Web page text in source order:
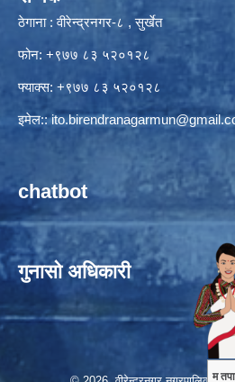
ठेगाना : वीरेन्द्रनगर-८ , सुर्खेत
फोन: +९७७ ८३ ५२०१२८
फ्याक्स: +९७७ ८३ ५२०१२८
इमेल::
chatbot
गुनासो अधिकारी
म